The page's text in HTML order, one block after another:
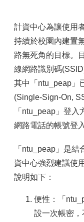
服
務
陣
容
服
務
資
安
專
區
計資中心為讓使用
持續於校園內建置
路無死角的目標。
線網路識別碼
其中「ntu_peap」
(Single-Sign-On,
「ntu_peap」登
網路電話的帳號登
「ntu_peap」是
資中心強烈建議使
說明如下：
便性：「
設一次帳密